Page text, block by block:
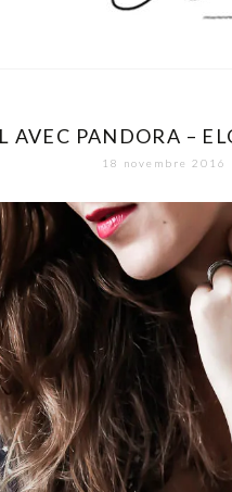
AVEC PANDORA –
18 novembre 2016